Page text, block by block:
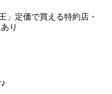
」定価で買える特約店・
り